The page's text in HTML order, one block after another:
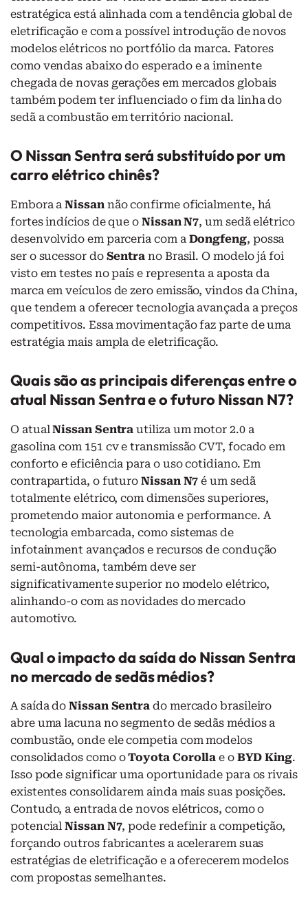
estratégica está alinhada com a tendência global de
eletrificação e com a possível introdução de novos
modelos elétricos no portfólio da marca. Fatores
como vendas abaixo do esperado e a iminente
chegada de novas gerações em mercados globais
também podem ter influenciado o fim da linha do
sedã a combustão em território nacional.
O Nissan Sentra será substituído por um
carro elétrico chinês?
Embora aNissannão confirme oficialmente, há
fortes indícios de que o Nissan N7, um sedã elétrico
desenvolvido em parceria com a Dongfeng, possa
ser o sucessor do Sentra no Brasil. O modelo já foi
visto em testes no país e representa a aposta da
marca em veículos de zero emissão, vindos da China,
que tendem a oferecer tecnologia avançada a preços
competitivos. Essa movimentação faz parte de uma
estratégia mais ampla de eletrificação.
Quais são as principais diferenças entre o
atual Nissan Sentra e o futuro Nissan N7?
O atualNissan Sentra utiliza um motor 2.0 a
gasolina com 151 cv e transmissão CVT, focado em
conforto e eficiência para o uso cotidiano. Em
contrapartida, o futuroNissan N7 é um sedã
totalmente elétrico, com dimensões superiores,
prometendo maior autonomia e performance. A
tecnologia embarcada, como sistemas de
infotainment avançados e recursos de condução
semi-autônoma, também deve ser
significativamente superior no modelo elétrico,
alinhando-o com as novidades do mercado
automotivo.
Qual o impacto da saída do Nissan Sentra
no mercado de sedãs médios?
A saída doNissan Sentra do mercado brasileiro
abre uma lacuna no segmento de sedãs médios a
combustão, onde ele competia com modelos
consolidados como oToyota Corolla e o BYD King.
Isso pode significar uma oportunidade para os rivais
existentes consolidarem ainda mais suas posições.
Contudo, a entrada de novos elétricos, como o
potencialNissan N7, pode redefinir a competição,
forçando outros fabricantes a acelerarem suas
estratégias de eletrificação e a oferecerem modelos
com propostas semelhantes.